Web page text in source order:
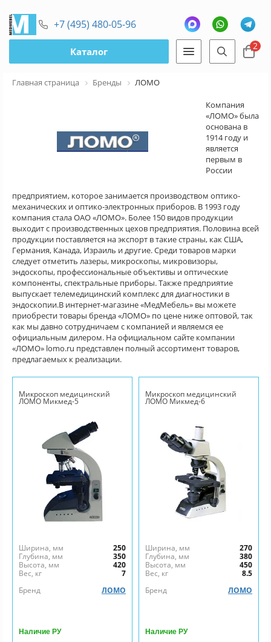
+7 (495) 480-05-96
Каталог 2
Главная страница Бренды ЛОМО
Компания
«ЛОМО» была
основана в
1914 году и
является
первым в
России
предприятием, которое занимается производством оптико-
механических и оптико-электронных приборов. В 1993 году
компания стала ОАО «ЛОМО». Более 150 видов продукции
выходит с производственных цехов предприятия. Половина всей
продукции поставляется на экспорт в такие страны, как США,
Германия, Канада, Израиль и другие. Среди товаров марки
следует отметить лазеры, микроскопы, микровизоры,
эндоскопы, профессиональные объективы и оптические
компоненты, спектральные приборы. Также предприятие
выпускает телемедицинский комплекс для диагностики в
эндоскопии.В интернет-магазине «МедМебель» вы можете
приобрести товары бренда «ЛОМО» по цене ниже оптовой, так
как мы давно сотрудничаем с компанией и являемся ее
официальным дилером. На официальном сайте компании
«ЛОМО» lomo.ru представлен полный ассортимент товаров,
предлагаемых к реализации.
Микроскоп медицинский
ЛОМО Микмед-5
Ширина, мм
250
Глубина, мм
350
Высота, мм
420
Вес, кг
7
Бренд
ЛОМО
Наличие РУ
Микроскоп медицинский
ЛОМО Микмед-6
Ширина, мм
270
Глубина, мм
380
Высота, мм
450
Вес, кг
8.5
Бренд
ЛОМО
Наличие РУ